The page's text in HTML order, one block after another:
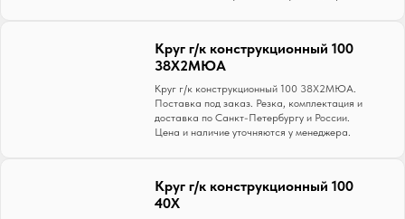
Круг г/к конструкционный 100
38Х2МЮА
Круг г/к конструкционный 100 38Х2МЮА.
Поставка под заказ. Резка, комплектация и
доставка по Санкт-Петербургу и России.
Цена и наличие уточняются у менеджера.
Круг г/к конструкционный 100
40Х